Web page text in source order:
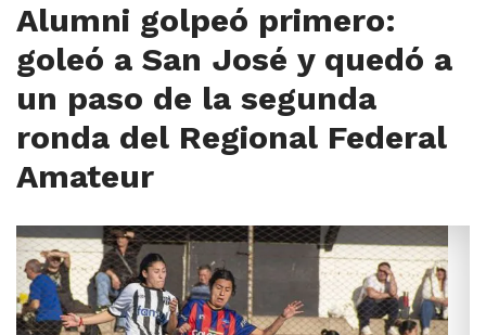
Alumni golpeó primero:
goleó a San José y quedó a
un paso de la segunda
ronda del Regional Federal
Amateur